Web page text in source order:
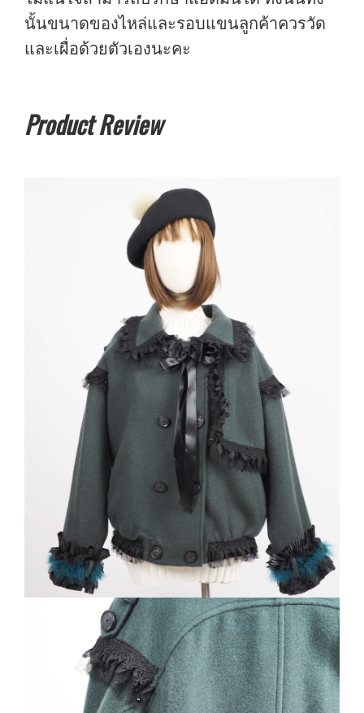
นั้นขนาดของไหล่และรอบแขนลูกค้าควรวัด
และเผื่อด้วยตัวเองนะคะ
Product Review